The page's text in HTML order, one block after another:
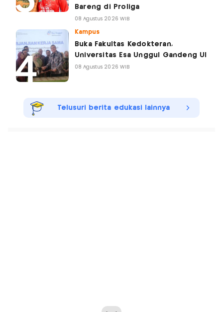
Bareng di Proliga
08 Agustus 2026 WIB
Kampus
Buka Fakultas Kedokteran,
Universitas Esa Unggul Gandeng UI
08 Agustus 2026 WIB
Telusuri berita edukasi lainnya